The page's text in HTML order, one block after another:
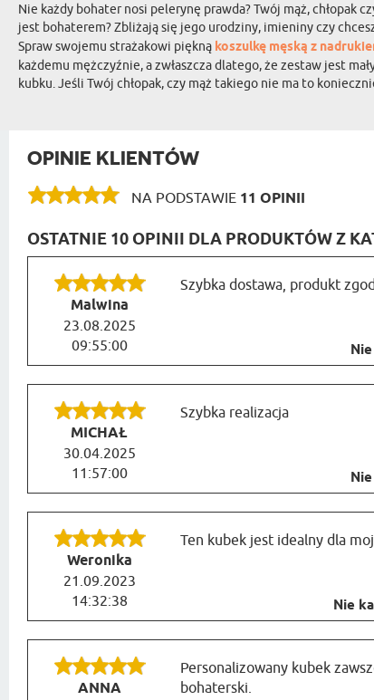
Nie każdy bohater nosi pelerynę prawda? Twój mąż,
jest bohaterem? Zbliżają się jego urodziny, imieniny czy
Spraw swojemu strażakowi piękną koszulkę męską z
każdemu mężczyźnie, a zwłaszcza dlatego, że zestaw jest
kubku. Jeśli Twój chłopak, czy mąż takiego nie ma to
OPINIE KLIENTÓW
NA PODSTAWIE 11 OPINII
OSTATNIE 10 OPINII DLA PRODUKTÓW Z
Malwina
23.08.2025
09:55:00
Szybka dostawa, produkt
MICHAŁ
30.04.2025
11:57:00
Szybka realizacja
Weronika
21.09.2023
14:32:38
Ten kubek jest idealny dla
Nie
ANNA
Personalizowany kubek
bohaterski.